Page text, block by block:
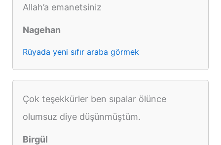
Allah’a emanetsiniz
Nagehan
Rüyada yeni sıfır araba görmek
Çok teşekkürler ben sıpalar ölünce
olumsuz diye düşünmüştüm.
Birgül